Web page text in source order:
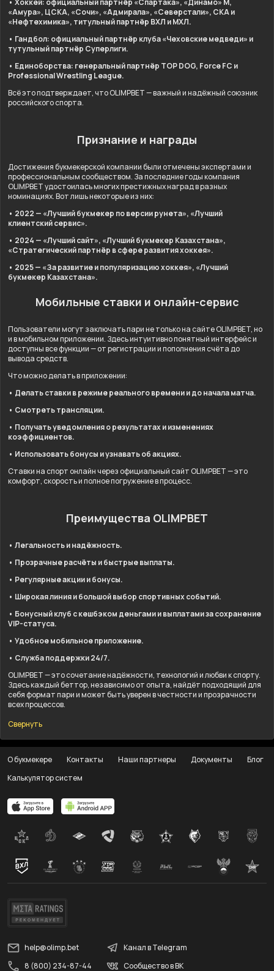
• Хоккей: официальный партнёр «Спартака», «Динамо» М,
«Амура», ЦСКА, «Сочи», «Адмирала», «Северстали», СКА и
«Нефтехимика», титульный партнёр ВХЛ и МХЛ.
• Гандбол: официальный партнёр клуба «Чеховские медведи» и
тутульный партнёр Суперлиги.
• Единоборства: генеральный партнёр TOP DOG, Force FC и
Professional Wrestling League.
Всё это подтверждает, что OLIMPBET — важный и надёжный союзник
российского спорта.
Признание и награды
Достижения букмекерской компании были отмечены экспертами и
профессиональным сообществом. За последние годы компания
OLIMPBET удостоилась многих престижных наград в разных
номинациях. Вот лишь некоторые из них:
• 2022 — «Лучший букмекер по версии рунета», «Лучший
клиентский сервис».
• 2024 — «Лучший сайт», «Лучший букмекер Казахстана»,
«Стратегический партнёр в сфере развития хоккея».
• 2025 — «За развитие и популяризацию хоккея», «Лучший
букмекер Казахстана».
Мобильные ставки и онлайн-сервис
Пользователи могут заключать пари не только на сайте OLIMPBET, но
и в мобильном приложении. Здесь интуитивно понятный интерфейс и
доступны все функции — от регистрации и пополнения счёта до
вывода средств.
Что можно делать в приложении:
• Делать ставки в режиме реального времени и до начала матча.
• Смотреть трансляции.
• Получать уведомления о результатах и изменениях
коэффициентов.
• Использовать бонусы и узнавать об акциях.
Ставки на спорт онлайн через официальный сайт OLIMPBET — это
комфорт, скорость и полное погружение в процесс.
Преимущества OLIMPBET
• Легальность и надёжность.
• Прозрачные расчёты и быстрые выплаты.
• Регулярные акции и бонусы.
• Широкая линия и большой выбор спортивных событий.
• Бонусный клуб с кешбэком деньгами и выплатами за сохранение
VIP-статуса.
• Удобное мобильное приложение.
• Служба поддержки 24/7.
OLIMPBET — это сочетание надёжности, технологий и любви к спорту.
Здесь каждый беттор, независимо от опыта, найдёт подходящий для
себя формат пари и может быть уверен в честности и прозрачности
всех процессов.
Свернуть
О букмекере Контакты Наши партнеры Документы
Блог
Калькулятор систем
help@olimp.bet
8 (800) 234-87-44
Канал в Telegram
Сообщество в ВК